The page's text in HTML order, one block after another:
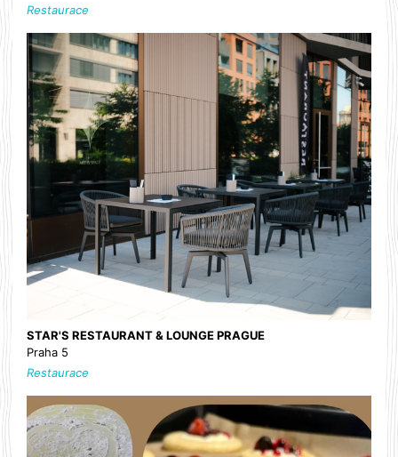
Restaurace
STAR'S RESTAURANT & LOUNGE PRAGUE
Praha 5
Restaurace